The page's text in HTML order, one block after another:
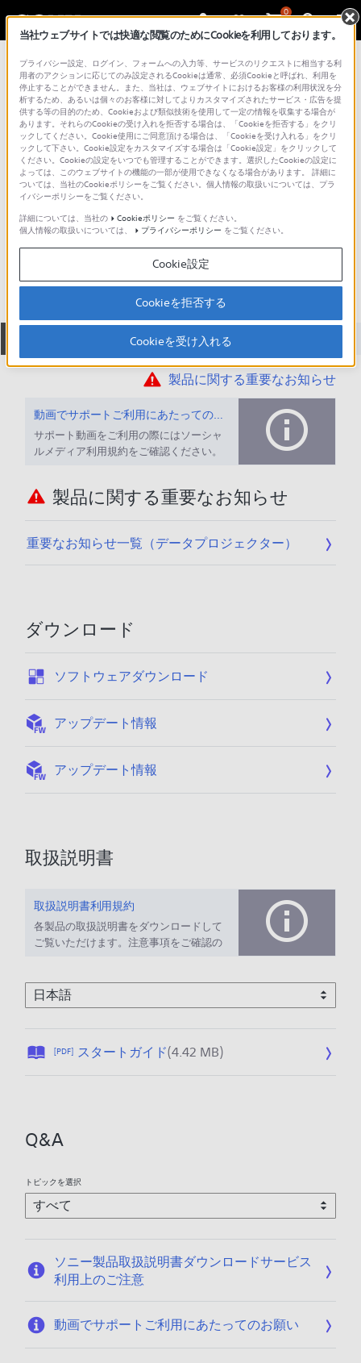
0
総合サポート・お問い合わせ プロフェッショナルプロジェクター
VPL-CX100
ダウンロード 取扱説明書
製品に関する重要なお知らせ
動画でサポートご利用にあたってのお願い
サポート動画をご利用の際にはソーシャ
ルメディア利用規約をご確認ください。
製品に関する重要なお知らせ
重要なお知らせ一覧（データプロジェクター）
ダウンロード
ソフトウェアダウンロード
アップデート情報
アップデート情報
取扱説明書
取扱説明書利用規約
各製品の取扱説明書をダウンロードして
ご覧いただけます。注意事項をご確認の
[PDF] スタートガイド(4.42 MB)公
/
1
Q&A
トピックを選択
ソニー製品取扱説明書ダウンロードサービス
利用上のご注意
動画でサポートご利用にあたってのお願い
当社ウェブサイトでは快適な閲覧のためにCookieを利用しております。
プライバシー設定、ログイン、フォームへの入力等、サービスのリクエストに相当する利
用者のアクションに応じてのみ設定されるCookieは通常、必須Cookieと呼ばれ、利用を
停止することができません。また、当社は、ウェブサイトにおけるお客様の利用状況を分
析するため、あるいは個々のお客様に対してよりカスタマイズされたサービス・広告を提
供する等の目的のため、Cookieおよび類似技術を使用して一定の情報を収集する場合が
あります。それらのCookieの受け入れを拒否する場合は、「Cookieを拒否する」をクリ
ックしてください。Cookie使用にご同意頂ける場合は、「Cookieを受け入れる」をクリ
ックして下さい。Cookie設定をカスタマイズする場合は「Cookie設定」をクリックして
ください。Cookieの設定をいつでも管理することができます。選択したCookieの設定に
よっては、このウェブサイトの機能の一部が使用できなくなる場合があります。 詳細に
ついては、当社のCookieポリシーをご覧ください。個人情報の取扱いについては、プラ
イバシーポリシーをご覧ください。
詳細については、当社の
Cookieポリシー をご覧ください。
個人情報の取扱いについては、
プライバシーポリシー をご覧ください。
Cookie設定
Cookieを拒否する
Cookieを受け入れる